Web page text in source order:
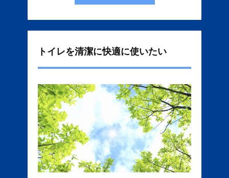
トイレを清潔に快適に使いたい